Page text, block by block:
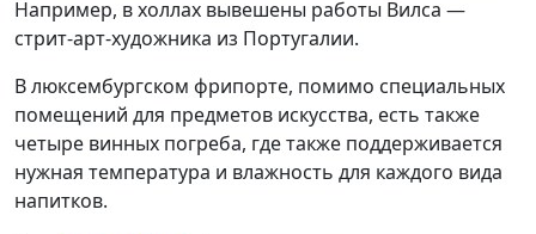
Например, в холлах вывешены работы Вилса —
стрит-арт-художника из Португалии.
В люксембургском фрипорте, помимо специальных
помещений для предметов искусства, есть также
четыре винных погреба, где также поддерживается
нужная температура и влажность для каждого вида
напитков.